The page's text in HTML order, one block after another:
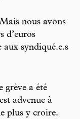
nous avons
d’euros
aux syndiqué.e.s
grève a été
advenue à
plus y croire.